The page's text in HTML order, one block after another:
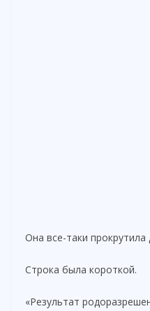
Она все-таки
Строка была короткой.
«Результат